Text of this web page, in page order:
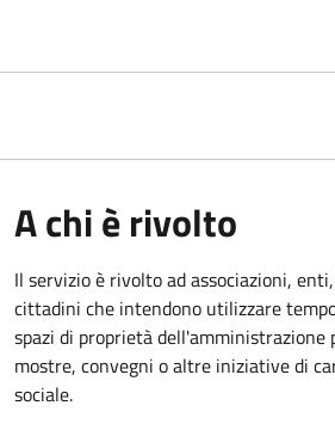
A chi è rivolto
Il servizio è rivolto ad associazioni,
cittadini che intendono utilizzare
spazi di proprietà dell'amministrazione
mostre, convegni o altre iniziative di
sociale.